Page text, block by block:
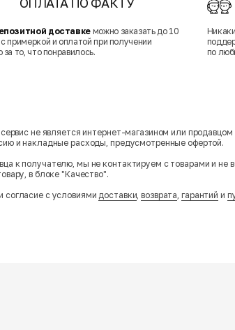
ОПЛАТА ПО ФАКТУ
доставке можно заказать до 10
примеркой и оплатой при получении
за то, что понравилось.
по
не является интернет-магазином или
и накладные расходы, предусмотренные офертой.
к получателю, мы не контактируем с товарами и не
в блоке "Качество".
согласие с условиямидоставки,возврата, гарантий и